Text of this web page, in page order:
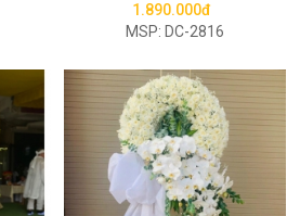
1.890.000đ
MSP: DC-2816